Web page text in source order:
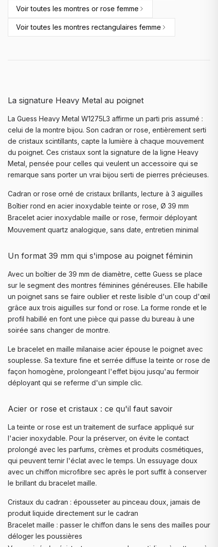
Voir toutes les montres or rose femme
Voir toutes les montres rectangulaires femme
La signature Heavy Metal au poignet
La Guess Heavy Metal W1275L3 affirme un parti pris assumé :
celui de la montre bijou. Son cadran or rose, entièrement serti
de cristaux scintillants, capte la lumière à chaque mouvement
du poignet. Ces cristaux sont la signature de la ligne Heavy
Metal, pensée pour celles qui veulent un accessoire qui se
remarque sans porter un vrai bijou serti de pierres précieuses.
Cadran or rose orné de cristaux brillants, lecture à 3 aiguilles
Boîtier rond en acier inoxydable teinte or rose, Ø 39 mm
Bracelet acier inoxydable maille or rose, fermoir déployant
Mouvement quartz analogique, sans date, entretien minimal
Un format 39 mm qui s'impose au poignet féminin
Avec un boîtier de 39 mm de diamètre, cette Guess se place
sur le segment des montres féminines généreuses. Elle habille
un poignet sans se faire oublier et reste lisible d'un coup d'œil
grâce aux trois aiguilles sur fond or rose. La forme ronde et le
profil habillé en font une pièce qui passe du bureau à une
soirée sans changer de montre.
Le bracelet en maille milanaise acier épouse le poignet avec
souplesse. Sa texture fine et serrée diffuse la teinte or rose de
façon homogène, prolongeant l'effet bijou jusqu'au fermoir
déployant qui se referme d'un simple clic.
Acier or rose et cristaux : ce qu'il faut savoir
La teinte or rose est un traitement de surface appliqué sur
l'acier inoxydable. Pour la préserver, on évite le contact
prolongé avec les parfums, crèmes et produits cosmétiques,
qui peuvent ternir l'éclat avec le temps. Un essuyage doux
avec un chiffon microfibre sec après le port suffit à conserver
le brillant du bracelet maille.
Cristaux du cadran : épousseter au pinceau doux, jamais de
produit liquide directement sur le cadran
Bracelet maille : passer le chiffon dans le sens des mailles pour
déloger les poussières